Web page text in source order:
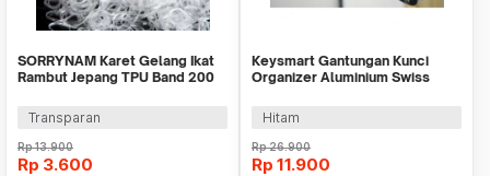
SORRYNAM Karet Gelang Ikat
Rambut Jepang TPU Band 200
Transparan
Rp13.900
Rp 3.600
Keysmart Gantungan Kunci
Organizer Aluminium Swiss
Hitam
Rp26.900
Rp 11.900